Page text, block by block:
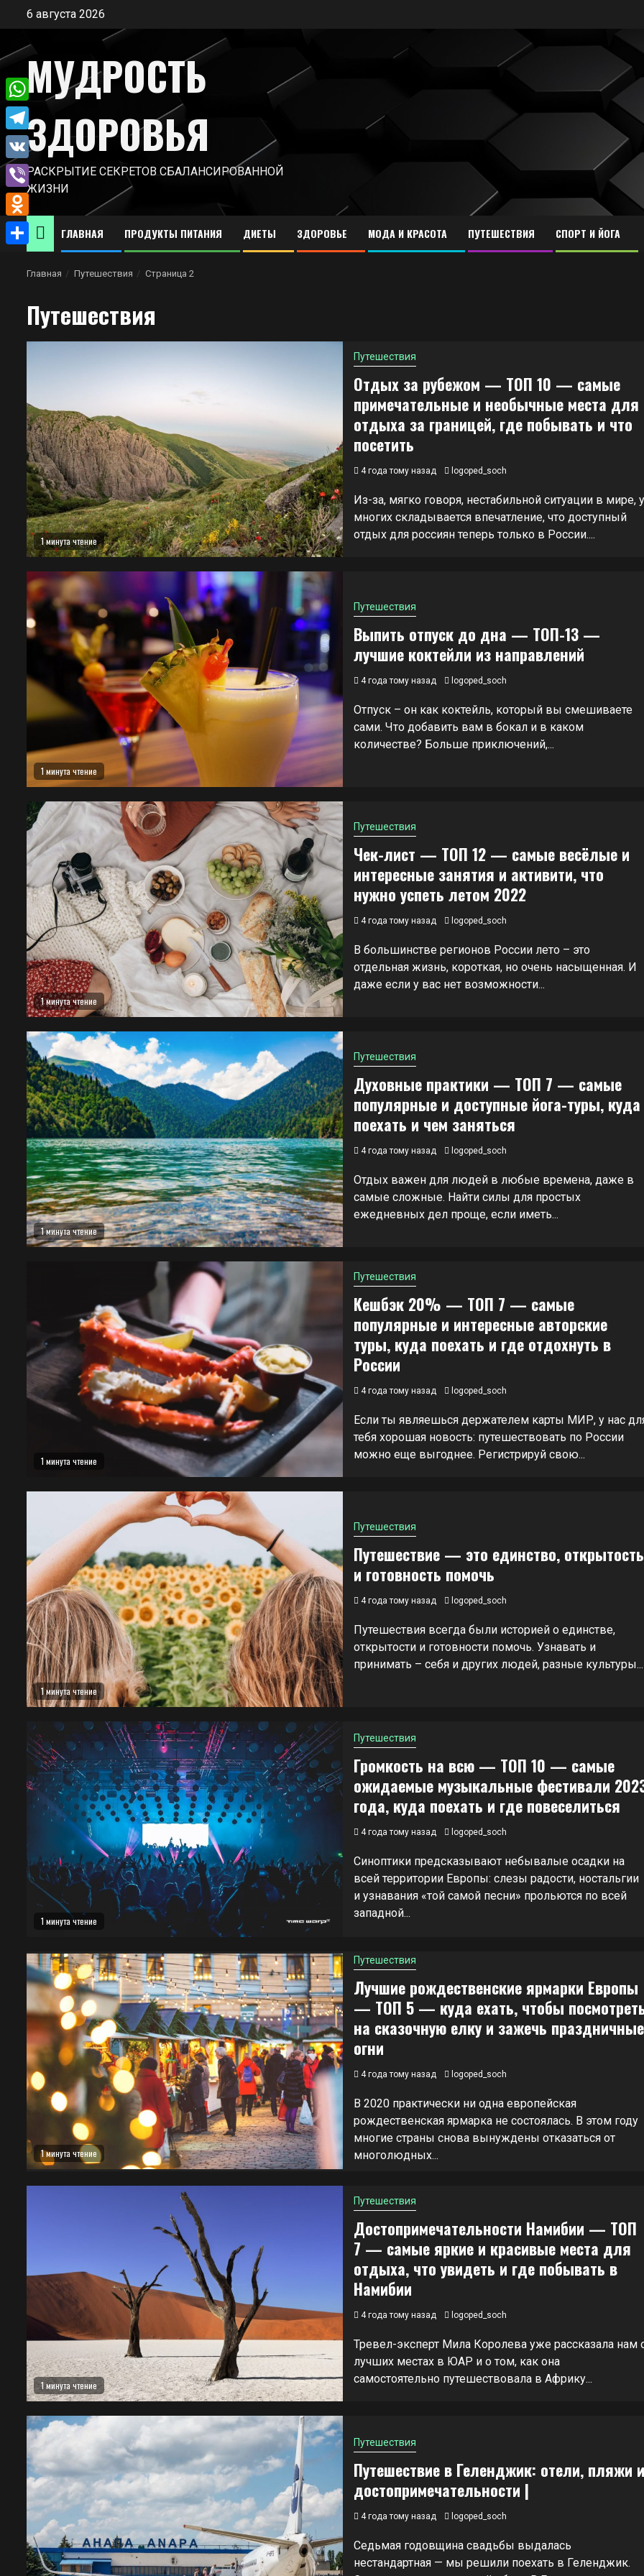
Перейти
содержимому
6 августа 2026
МУДРОСТЬ
ЗДОРОВЬЯ
РАСКРЫТИЕ СЕКРЕТОВ СБАЛАНСИРОВАННОЙ
ЖИЗНИ
ГЛАВНАЯ ПРОДУКТЫ ПИТАНИЯ ДИЕТЫ ЗДОРОВЬЕ МОДА И КРАСОТА ПУТЕШЕСТВИЯ СПОРТ И ЙОГА
Главная Путешествия Страница 2
Путешествия
1 минута чтение
Путешествия
Отдых за рубежом — ТОП 10 — самые
примечательные и необычные места для
отдыха за границей, где побывать и что
посетить
4 года тому назад logoped_soch
Из-за, мягко говоря, нестабильной ситуации в мире, у
многих складывается впечатление, что доступный
отдых для россиян теперь только в России....
1 минута чтение
Путешествия
Выпить отпуск до дна — ТОП-13 —
лучшие коктейли из направлений
4 года тому назад logoped_soch
Отпуск – он как коктейль, который вы смешиваете
сами. Что добавить вам в бокал и в каком
количестве? Больше приключений,...
1 минута чтение
Путешествия
Чек-лист — ТОП 12 — самые весёлые и
интересные занятия и активити, что
нужно успеть летом 2022
4 года тому назад logoped_soch
В большинстве регионов России лето – это
отдельная жизнь, короткая, но очень насыщенная. И
даже если у вас нет возможности...
1 минута чтение
Путешествия
Духовные практики — ТОП 7 — самые
популярные и доступные йога-туры, куда
поехать и чем заняться
4 года тому назад logoped_soch
Отдых важен для людей в любые времена, даже в
самые сложные. Найти силы для простых
ежедневных дел проще, если иметь...
1 минута чтение
Путешествия
Кешбэк 20% — ТОП 7 — самые
популярные и интересные авторские
туры, куда поехать и где отдохнуть в
России
4 года тому назад logoped_soch
Если ты являешься держателем карты МИР, у нас
тебя хорошая новость: путешествовать по России
можно еще выгоднее. Регистрируй свою...
1 минута чтение
Путешествия
Путешествие — это единство, открытость
и готовность помочь
4 года тому назад logoped_soch
Путешествия всегда были историей о единстве,
открытости и готовности помочь. Узнавать и
принимать – себя и других людей, разные культуры...
1 минута чтение
Путешествия
Громкость на всю — ТОП 10 — самые
ожидаемые музыкальные фестивали
года, куда поехать и где повеселиться
4 года тому назад logoped_soch
Синоптики предсказывают небывалые осадки на
всей территории Европы: слезы радости, ностальгии
и узнавания «той самой песни» прольются по всей
западной...
1 минута чтение
Путешествия
Лучшие рождественские ярмарки Европы
— ТОП 5 — куда ехать, чтобы
на сказочную елку и зажечь праздничные
огни
4 года тому назад logoped_soch
В 2020 практически ни одна европейская
рождественская ярмарка не состоялась. В этом году
многие страны снова вынуждены отказаться от
многолюдных...
1 минута чтение
Путешествия
Достопримечательности Намибии — ТОП
7 — самые яркие и красивые места для
отдыха, что увидеть и где побывать в
Намибии
4 года тому назад logoped_soch
Тревел-эксперт Мила Королева уже рассказала нам
лучших местах в ЮАР и о том, как она
самостоятельно путешествовала в Африку...
Путешествия
Путешествие в Геленджик: отели, пляжи и
достопримечательности |
4 года тому назад logoped_soch
Седьмая годовщина свадьбы выдалась
нестандартная — мы решили поехать в Геленджик.
WhatsApp
Telegram
VK
Viber
Odnoklassniki
Отправить